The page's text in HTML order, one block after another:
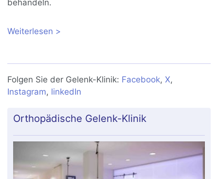
behandeln.
Weiterlesen über Schmerzhafte Achillodynie:
Folgen Sie der Gelenk-Klinik: Facebook,X,
Instagram, linkedIn
Orthopädische Gelenk-Klinik